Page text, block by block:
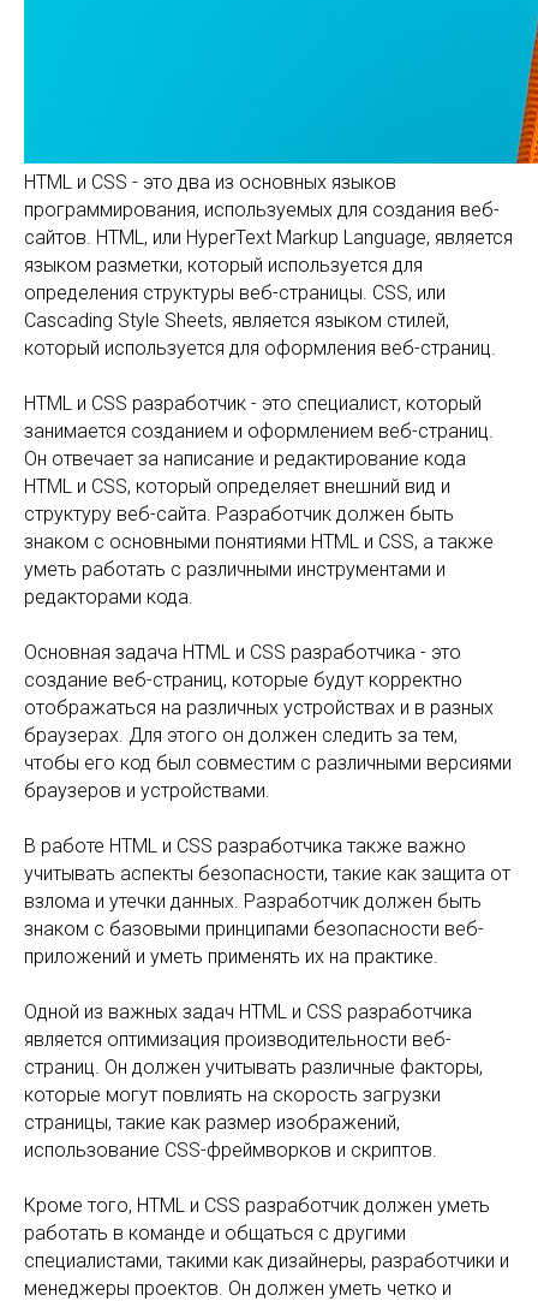
HTML и CSS - это два из основных языков
программирования, используемых для создания веб-
сайтов. HTML, или HyperText Markup Language, является
языком разметки, который используется для
определения структуры веб-страницы. CSS, или
Cascading Style Sheets, является языком стилей,
который используется для оформления веб-страниц.
HTML и CSS разработчик - это специалист, который
занимается созданием и оформлением веб-страниц.
Он отвечает за написание и редактирование кода
HTML и CSS, который определяет внешний вид и
структуру веб-сайта. Разработчик должен быть
знаком с основными понятиями HTML и CSS, а также
уметь работать с различными инструментами и
редакторами кода.
Основная задача HTML и CSS разработчика - это
создание веб-страниц, которые будут корректно
отображаться на различных устройствах и в разных
браузерах. Для этого он должен следить за тем,
чтобы его код был совместим с различными версиями
браузеров и устройствами.
В работе HTML и CSS разработчика также важно
учитывать аспекты безопасности, такие как защита от
взлома и утечки данных. Разработчик должен быть
знаком с базовыми принципами безопасности веб-
приложений и уметь применять их на практике.
Одной из важных задач HTML и CSS разработчика
является оптимизация производительности веб-
страниц. Он должен учитывать различные факторы,
которые могут повлиять на скорость загрузки
страницы, такие как размер изображений,
использование CSS-фреймворков и скриптов.
Кроме того, HTML и CSS разработчик должен уметь
работать в команде и общаться с другими
специалистами, такими как дизайнеры, разработчики и
менеджеры проектов. Он должен уметь четко и